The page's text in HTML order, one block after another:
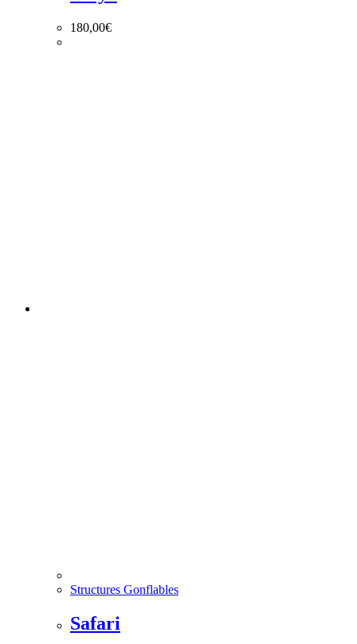
180,00€
Structures Gonflables
Safari